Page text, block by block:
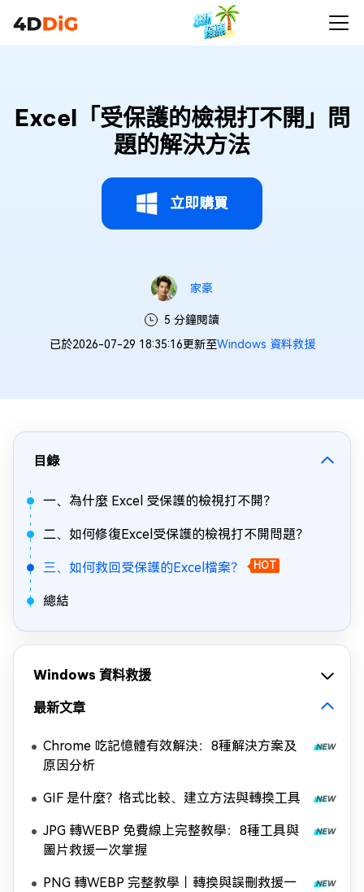
Excel「受保護的檢視打不開」問
題的解決方法
立即購買
家豪
5 分鐘閱讀
已於2026-07-29 18:35:16更新至Windows 資料救援
目錄
一、為什麼 Excel 受保護的檢視打不開？
二、如何修復Excel受保護的檢視打不開問題？
三、如何救回受保護的Excel檔案？ HOT
總結
Windows 資料救援
最新文章
Chrome 吃記憶體有效解決：8種解決方案及
原因分析
GIF 是什麼？格式比較、建立方法與轉換工具
JPG 轉WEBP 免費線上完整教學：8種工具與
圖片救援一次掌握
PNG 轉WEBP 完整教學｜轉換與誤刪救援一